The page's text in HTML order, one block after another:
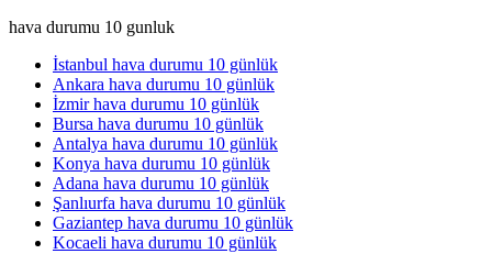
hava durumu 10 gunluk
İstanbul hava durumu 10 günlük
Ankara hava durumu 10 günlük
İzmir hava durumu 10 günlük
Bursa hava durumu 10 günlük
Antalya hava durumu 10 günlük
Konya hava durumu 10 günlük
Adana hava durumu 10 günlük
Şanlıurfa hava durumu 10 günlük
Gaziantep hava durumu 10 günlük
Kocaeli hava durumu 10 günlük